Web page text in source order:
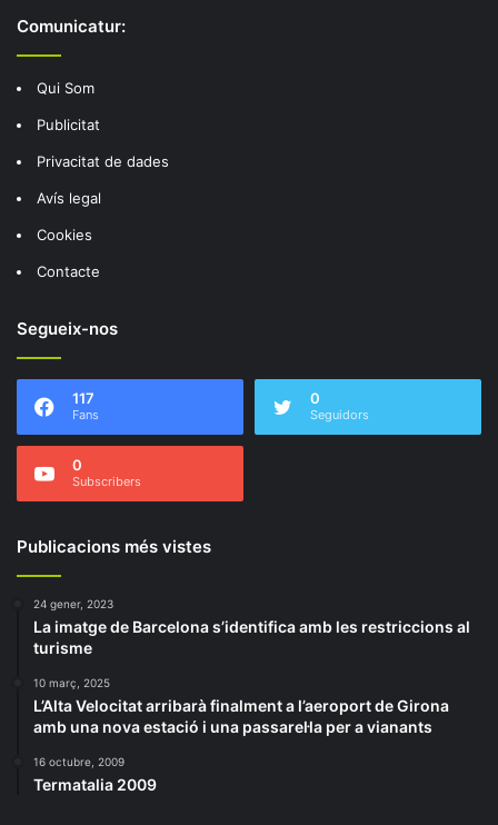
Comunicatur:
Qui Som
Publicitat
Privacitat de dades
Avís legal
Cookies
Contacte
Segueix-nos
117
Fans
0
Seguidors
0
Subscribers
Publicacions més vistes
24 gener, 2023
La imatge de Barcelona s’identifica amb les restriccions al
turisme
10 març, 2025
L’Alta Velocitat arribarà finalment a l’aeroport de Girona
amb una nova estació i una passarel·la per a vianants
16 octubre, 2009
Termatalia 2009